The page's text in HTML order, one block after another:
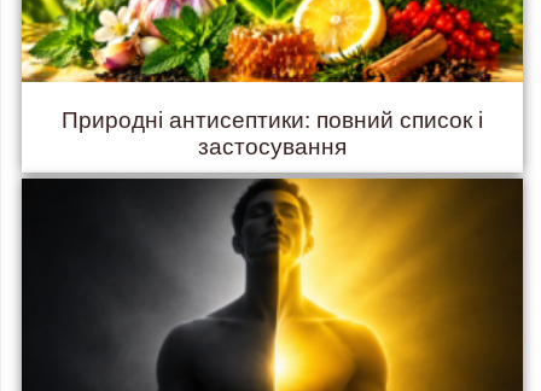
Природні антисептики: повний список і
застосування